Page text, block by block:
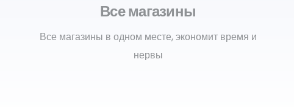
Все магазины
Все магазины в одном месте, экономит время и
нервы